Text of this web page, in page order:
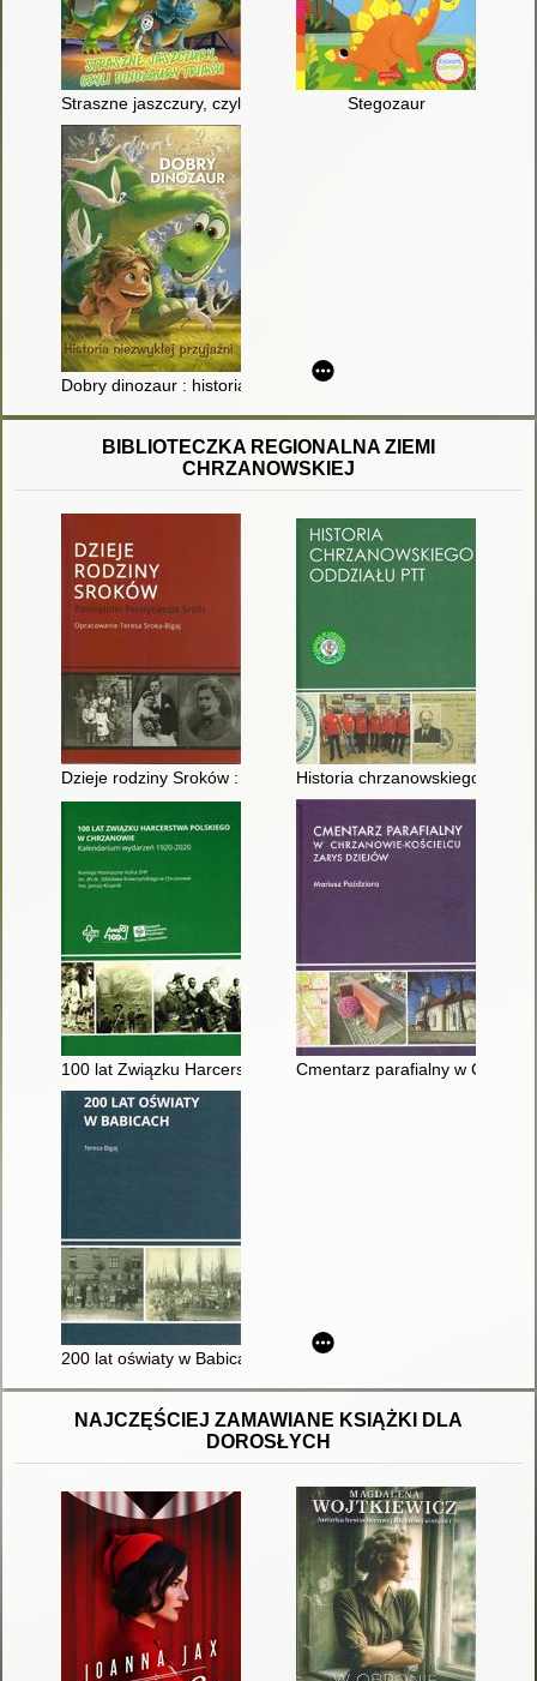
Straszne jaszczury, czyli Dinozaury triasuStegozaur
Dobry dinozaur : historia niezwykłej przyjaźni
BIBLIOTECZKA REGIONALNA ZIEMI
CHRZANOWSKIEJ
Dzieje rodziny Sroków : pamiętniki Ferdynanda Sroki
Historia chrzanowskiego
100 lat Związku Harcerstwa Polskiego w Chrzanowie :
Cmentarz parafialny w
200 lat oświaty w Babicach
NAJCZĘŚCIEJ ZAMAWIANE KSIĄŻKI DLA
DOROSŁYCH